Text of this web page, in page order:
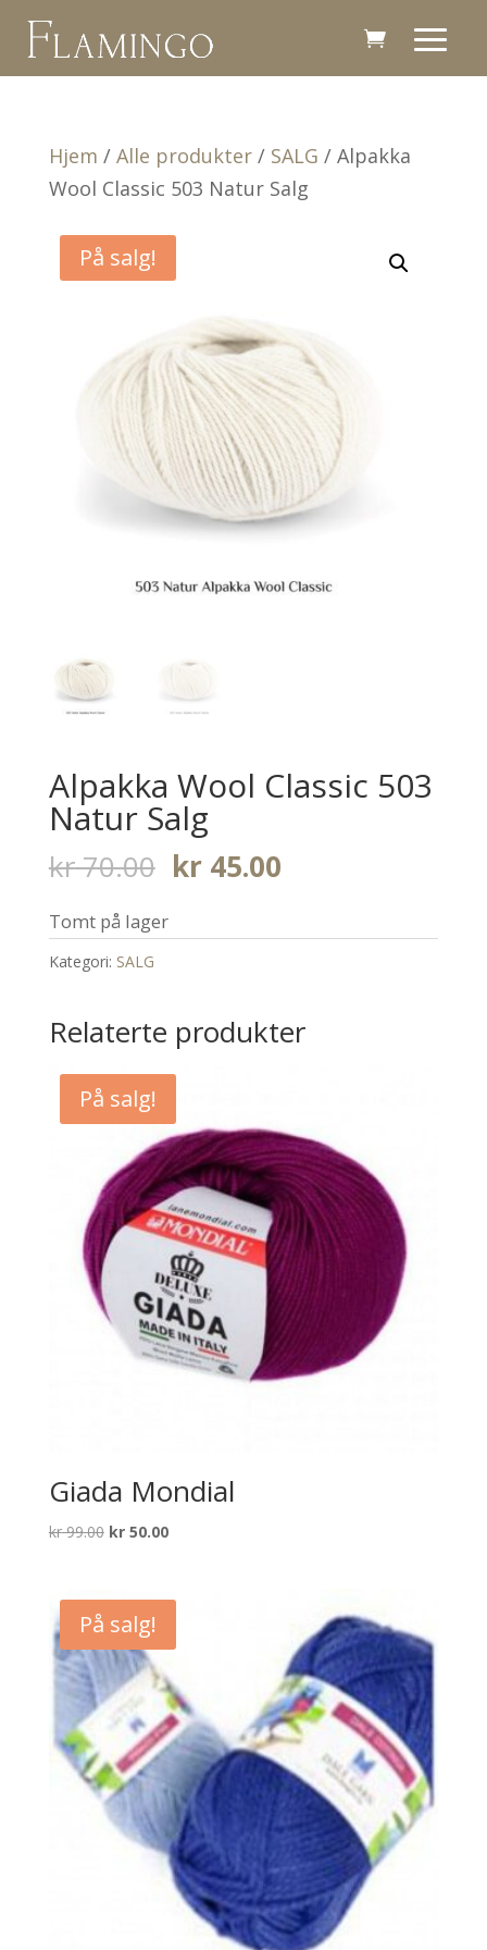
Hjem / Alle produkter/ SALG / Alpakka
Wool Classic 503 Natur Salg
På salg!
Alpakka Wool Classic 503
Natur Salg
kr70.00 Opprinnelig
var:
kr45.00Nåværende
er:
Tomt på lager
Kategori: SALG
Relaterte produkter
På salg!
Giada Mondial
kr99.00 Opprinnelig
kr 99.00.
kr50.00Nåværende
kr 50.00.
På salg!